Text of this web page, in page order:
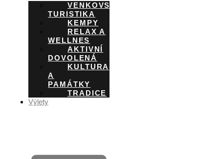
VENKOVSKÁ
TURISTIKA
KEMPY
RELAX A
WELLNES
AKTIVNÍ
DOVOLENÁ
KULTURA
A
PAMÁTKY
TRADICE
Výlety